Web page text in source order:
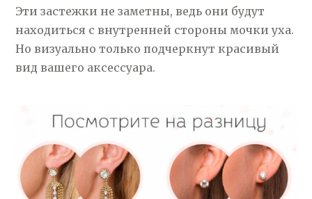
Эти застежки не заметны, ведь они будут
находиться с внутренней стороны мочки уха.
Но визуально только подчеркнут красивый
вид вашего аксессуара.